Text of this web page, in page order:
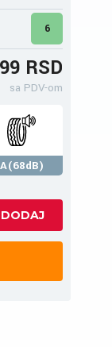
6
RSD
sa PDV-om
A(68dB)